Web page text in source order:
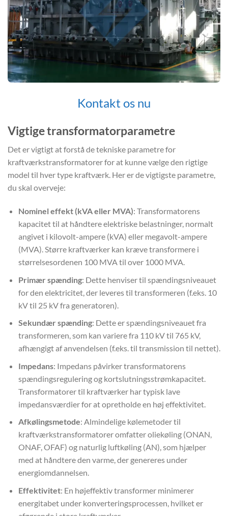
Kontakt os nu
Vigtige transformatorparametre
Det er vigtigt at forstå de tekniske parametre for
kraftværkstransformatorer for at kunne vælge den rigtige
model til hver type kraftværk. Her er de vigtigste parametre,
du skal overveje:
Nominel effekt (kVA eller MVA): Transformatorens
kapacitet til at håndtere elektriske belastninger, normalt
angivet i kilovolt-ampere (kVA) eller megavolt-ampere
(MVA). Større kraftværker kan kræve transformere i
størrelsesordenen 100 MVA til over 1000 MVA.
Primær spænding: Dette henviser til spændingsniveauet
for den elektricitet, der leveres til transformeren (f.eks. 10
kV til 25 kV fra generatoren).
Sekundær spænding: Dette er spændingsniveauet fra
transformeren, som kan variere fra 110 kV til 765 kV,
afhængigt af anvendelsen (f.eks. til transmission til nettet).
Impedans: Impedans påvirker transformatorens
spændingsregulering og kortslutningsstrømkapacitet.
Transformatorer til kraftværker har typisk lave
impedansværdier for at opretholde en høj effektivitet.
Afkølingsmetode: Almindelige kølemetoder til
kraftværkstransformatorer omfatter oliekøling (ONAN,
ONAF, OFAF) og naturlig luftkøling (AN), som hjælper
med at håndtere den varme, der genereres under
energiomdannelsen.
Effektivitet: En højeffektiv transformer minimerer
energitabet under konverteringsprocessen, hvilket er